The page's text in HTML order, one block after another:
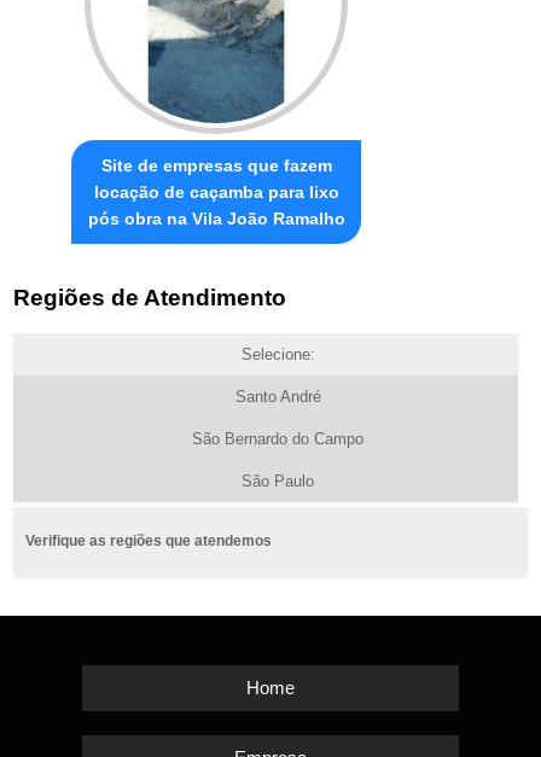
Site de empresas que fazem
locação de caçamba para lixo
pós obra na Vila João Ramalho
Regiões de Atendimento
Selecione:
Santo André
São Bernardo do Campo
São Paulo
Verifique as regiões que atendemos
Home